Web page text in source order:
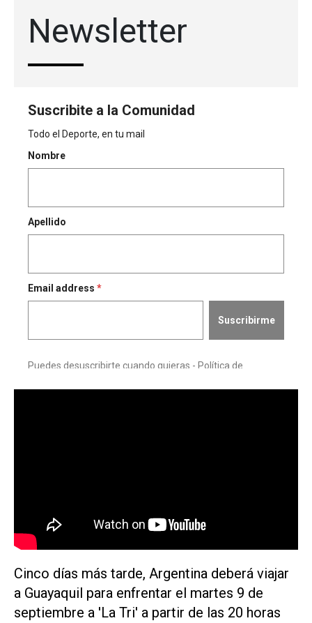
Cinco días más tarde, Argentina deberá viajar
a Guayaquil para enfrentar el martes 9 de
septiembre a 'La Tri' a partir de las 20 horas